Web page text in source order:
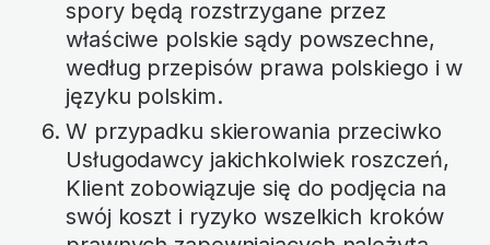
spory będą rozstrzygane przez
właściwe polskie sądy powszechne,
według przepisów prawa polskiego i w
języku polskim.
W przypadku skierowania przeciwko
Usługodawcy jakichkolwiek roszczeń,
Klient zobowiązuje się do podjęcia na
swój koszt i ryzyko wszelkich kroków